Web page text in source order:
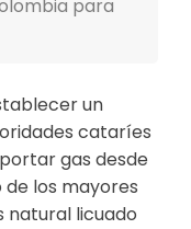
para
un
cataríes
gas desde
de los mayores
natural licuado